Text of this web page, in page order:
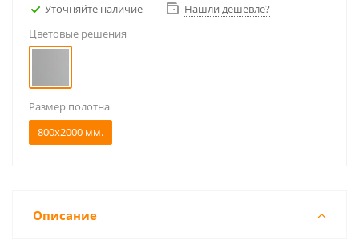
Уточняйте наличие
Нашли дешевле?
Цветовые решения
Размер полотна
800x2000 мм.
Описание